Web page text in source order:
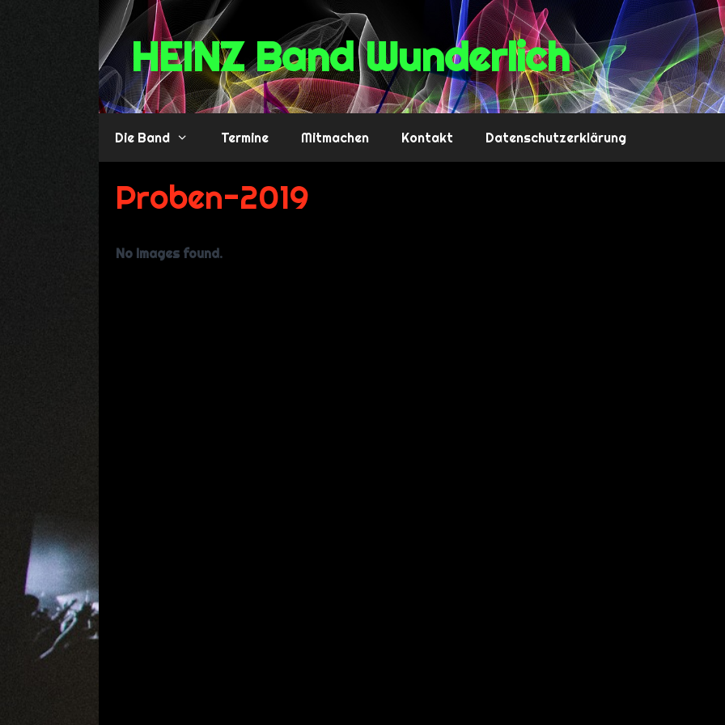
HEINZ Band Wunderlich
Die Band Termine Mitmachen Kontakt Datenschutzerklärung
Proben-2019
No Images found.